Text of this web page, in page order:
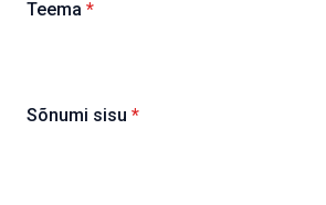
Teema *
Sõnumi sisu *